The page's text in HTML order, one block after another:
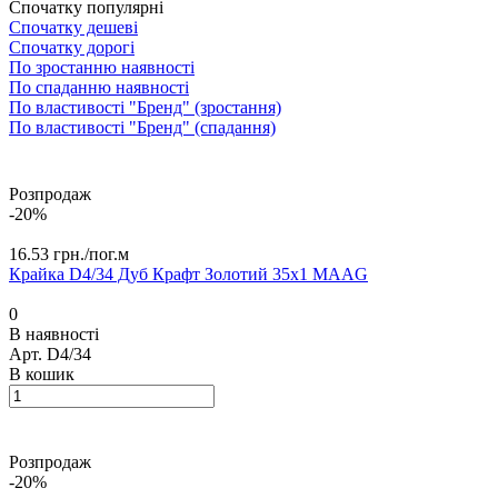
Спочатку популярні
Спочатку дешеві
Спочатку дорогі
По зростанню наявності
По спаданню наявності
По властивості "Бренд" (зростання)
По властивості "Бренд" (спадання)
Розпродаж
-20%
16.53 грн./пог.м
Крайка D4/34 Дуб Крафт Золотий 35х1 MAАG
0
В наявності
Арт. D4/34
В кошик
Розпродаж
-20%